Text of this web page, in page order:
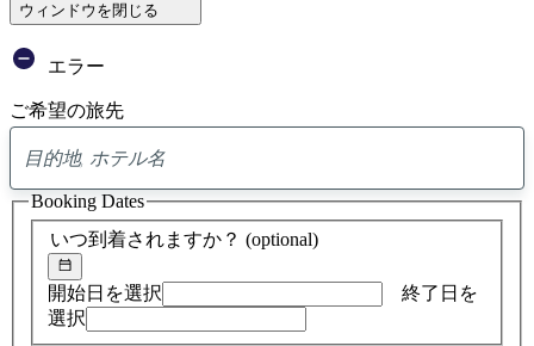
ウィンドウを閉じる
エラー
ご希望の旅先
ア
ド
バ
イ
検
索
いつ到着されますか？ (optional)
開始日を選択
終了日を
選択
Booking Dates